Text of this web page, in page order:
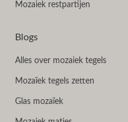
Mozaiek restpartijen
Blogs
Alles over mozaiek tegels
Mozaïek tegels zetten
Glas mozaïek